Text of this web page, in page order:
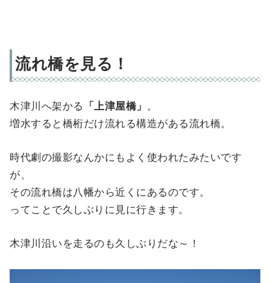
流れ橋を見る！
木津川へ架かる 「上津屋橋」 。
増水すると橋桁だけ流れる構造がある流れ橋。
時代劇の撮影なんかにもよく使われたみたいです
が、
その流れ橋は八幡から近くにあるのです。
ってことで久しぶりに見に行きます。
木津川沿いを走るのも久しぶりだな～！